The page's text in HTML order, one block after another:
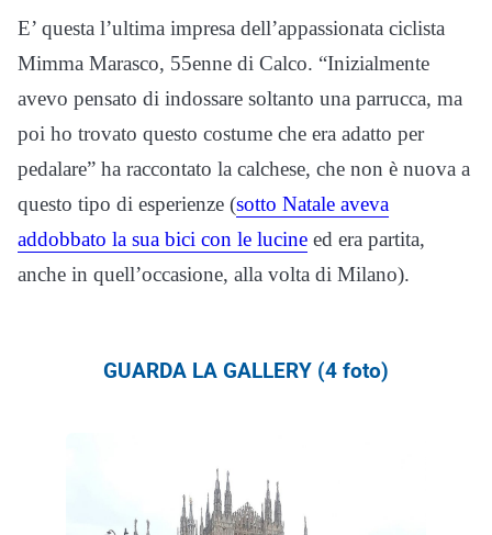
E’ questa l’ultima impresa dell’appassionata ciclista
Mimma Marasco, 55enne di Calco. “Inizialmente
avevo pensato di indossare soltanto una parrucca, ma
poi ho trovato questo costume che era adatto per
pedalare” ha raccontato la calchese, che non è nuova a
questo tipo di esperienze (sotto Natale aveva
addobbato la sua bici con le lucine ed era partita,
anche in quell’occasione, alla volta di Milano).
GUARDA LA GALLERY (4 foto)